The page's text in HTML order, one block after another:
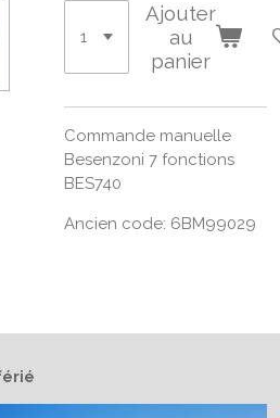
Ajouter
au
panier
Commande manuelle
Besenzoni 7 fonctions
BES740
Ancien code: 6BM99029